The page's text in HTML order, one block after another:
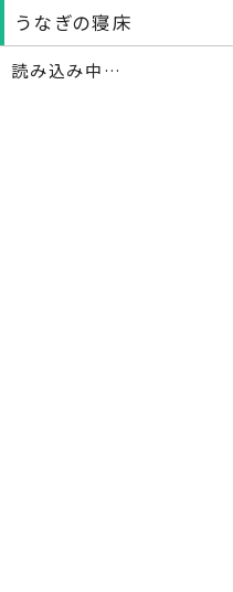
うなぎの寝床
読み込み中…